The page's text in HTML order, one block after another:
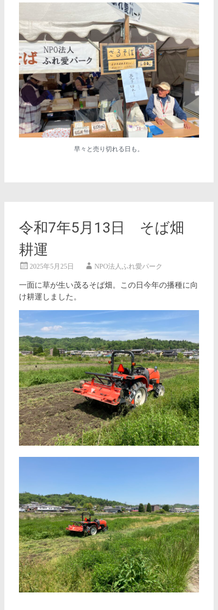
早々と売り切れる日も。
令和7年5月13日 そば畑
耕運
2025年5月25日 NPO法人ふれ愛パーク
一面に草が生い茂るそば畑。この日今年の播種に向
け耕運しました。